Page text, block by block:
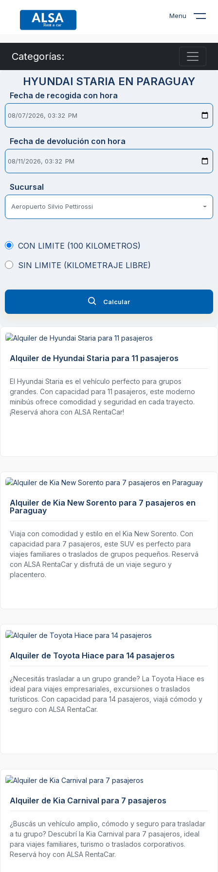
Menu
Categorías:
HYUNDAI STARIA EN PARAGUAY
Fecha de recogida con hora
Fecha de devolución con hora
Sucursal
Aeropuerto Silvio Pettirossi
CON LIMITE (100 KILOMETROS)
SIN LIMITE (KILOMETRAJE LIBRE)
Calcular
Alquiler de Hyundai Staria para 11 pasajeros
El Hyundai Staria es el vehículo perfecto para grupos
grandes. Con capacidad para 11 pasajeros, este moderno
minibús ofrece comodidad y seguridad en cada trayecto.
¡Reservá ahora con ALSA RentaCar!
Alquiler de Kia New Sorento para 7 pasajeros en
Paraguay
Viaja con comodidad y estilo en el Kia New Sorento. Con
capacidad para 7 pasajeros, este SUV es perfecto para
viajes familiares o traslados de grupos pequeños. Reservá
con ALSA RentaCar y disfrutá de un viaje seguro y
placentero.
Alquiler de Toyota Hiace para 14 pasajeros
¿Necesitás trasladar a un grupo grande? La Toyota Hiace es
ideal para viajes empresariales, excursiones o traslados
turísticos. Con capacidad para 14 pasajeros, viajá cómodo y
seguro con ALSA RentaCar.
Alquiler de Kia Carnival para 7 pasajeros
¿Buscás un vehículo amplio, cómodo y seguro para trasladar
a tu grupo? Descubrí la Kia Carnival para 7 pasajeros, ideal
para viajes familiares, turismo o traslados corporativos.
Reservá hoy con ALSA RentaCar.